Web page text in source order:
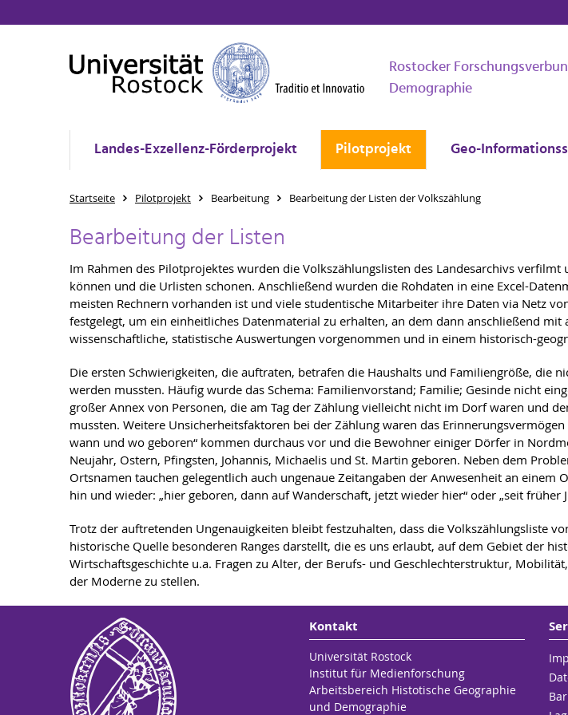
Rostocker
Demographie
Landes-Exzellenz-Förderprojekt Pilotprojekt Geo-
Startseite Pilotprojekt Bearbeitung Bearbeitung der Listen der Volkszählung
Bearbeitung der Listen
Im Rahmen des Pilotprojektes wurden die Volkszählungslisten des Landesarchivs
können und die Urlisten schonen. Anschließend wurden die Rohdaten in eine Excel-
meisten Rechnern vorhanden ist und viele studentische Mitarbeiter ihre Daten via Netz
festgelegt, um ein einheitliches Datenmaterial zu erhalten, an dem dann anschließend mit
wissenschaftliche, statistische Auswertungen vorgenommen und in einem historisch-
Die ersten Schwierigkeiten, die auftraten, betrafen die Haushalts und Familiengröße, die
werden mussten. Häufig wurde das Schema: Familienvorstand; Familie; Gesinde nicht
großer Annex von Personen, die am Tag der Zählung vielleicht nicht im Dorf waren und
mussten. Weitere Unsicherheitsfaktoren bei der Zählung waren das
wann und wo geboren“ kommen durchaus vor und die Bewohner einiger Dörfer in
Neujahr, Ostern, Pfingsten, Johannis, Michaelis und St. Martin geboren. Neben dem
Ortsnamen tauchen gelegentlich auch ungenaue Zeitangaben der Anwesenheit an
hin und wieder: „hier geboren, dann auf Wanderschaft, jetzt wieder hier“ oder „seit früher
Trotz der auftretenden Ungenauigkeiten bleibt festzuhalten, dass die Volkszählungsliste
historische Quelle besonderen Ranges darstellt, die es uns erlaubt, auf dem Gebiet der
Wirtschaftsgeschichte u.a. Fragen zu Alter, der Berufs- und Geschlechterstruktur,
der Moderne zu stellen.
Kontakt
Universität Rostock
Institut für Medienforschung
Arbeitsbereich Histotische Geographie
und Demographie